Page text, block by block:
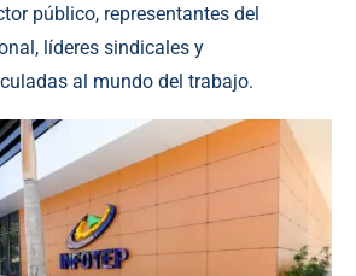
público, representantes del
líderes sindicales y
al mundo del trabajo.